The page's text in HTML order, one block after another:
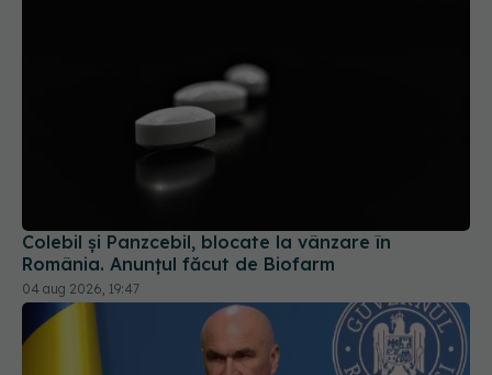
Colebil și Panzcebil, blocate la vânzare în
România. Anunțul făcut de Biofarm
04 aug 2026, 19:47